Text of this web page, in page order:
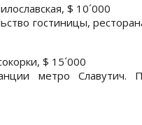
$ 10´000
гостиницы,
$ 15´000
метро Славутич.